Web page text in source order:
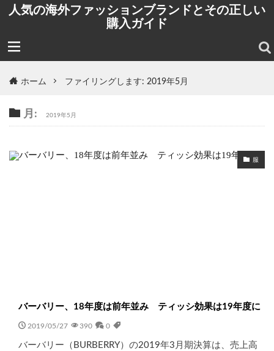
人気の海外ファッションブランドとその正しい
購入ガイド
ホーム ファイリングします: 2019年5月
月: 2019年5月
服
バーバリー、18年度は前年並み ティッシ効果は19年度に
2019/05/27 390 0
バーバリー（BURBERRY）の2019年3月期決算は、売上高